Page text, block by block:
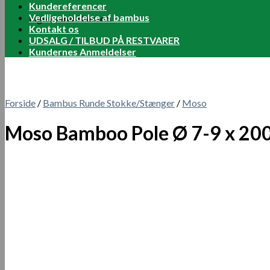
Ingen varer i kurven.
Kundereferencer
Vedligeholdelse af bambus
Kontakt os
UDSALG / TILBUD PÅ RESTVARER
Kundernes Anmeldelser
Forside / Bambus Runde Stokke/Stænger / Moso
Moso Bamboo Pole Ø 7-9 x